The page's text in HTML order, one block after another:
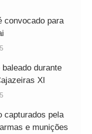
convocado para
durante
XI
capturados pela
e munições